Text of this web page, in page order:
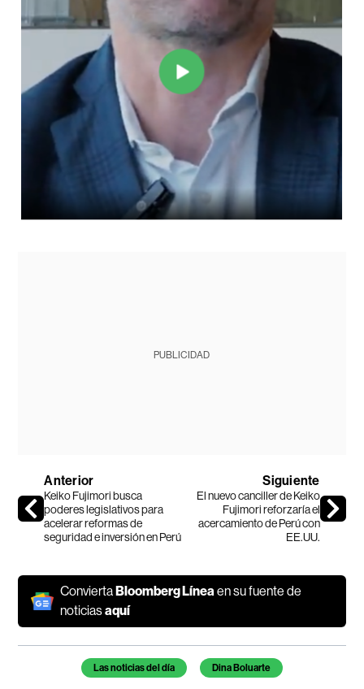
PUBLICIDAD
Anterior
Keiko Fujimori busca
poderes legislativos para
acelerar reformas de
seguridad e inversión en Perú
Siguiente
El nuevo canciller de Keiko
Fujimori reforzaría el
acercamiento de Perú con
EE.UU.
ConviertaBloomberg Líneaen su fuente de
noticiasaquí
Temas de este artículo
Las noticias del día Dina Boluarte